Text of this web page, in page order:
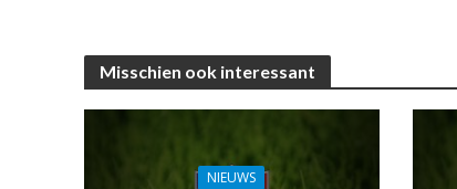
Misschien ook interessant
NIEUWS